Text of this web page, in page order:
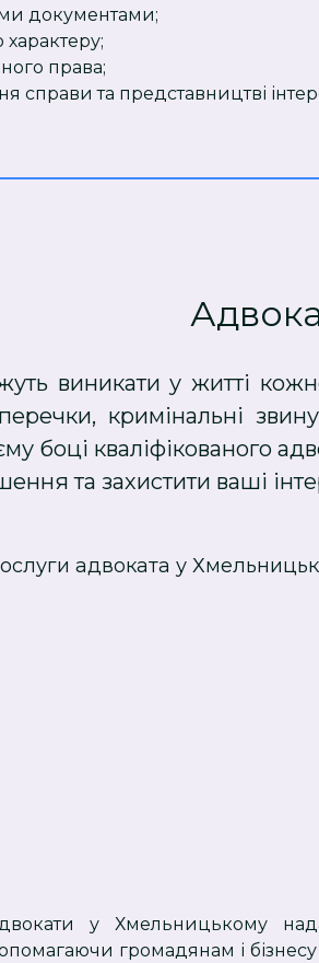
документами;
права;
справи та представництві
виникати у житті
кримінальні
боці кваліфікованого
та захистити ваші
адвоката у
у Хмельницькому
громадянам і бізнесу